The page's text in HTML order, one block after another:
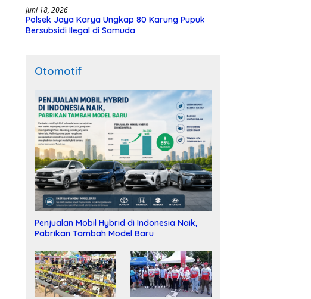
Juni 18, 2026
Polsek Jaya Karya Ungkap 80 Karung Pupuk
Bersubsidi Ilegal di Samuda
Otomotif
Penjualan Mobil Hybrid di Indonesia Naik,
Pabrikan Tambah Model Baru